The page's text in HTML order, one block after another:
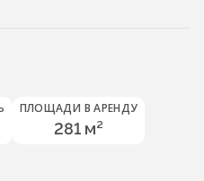
ПЛОЩАДИ В АРЕНДУ
281 м²